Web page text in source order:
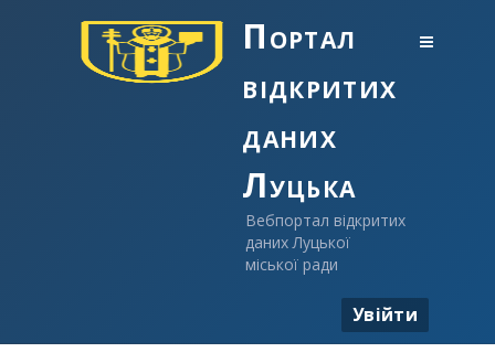
Портал
відкритих
даних
Луцька
Вебпортал відкритих
даних Луцької
міської ради
Увійти